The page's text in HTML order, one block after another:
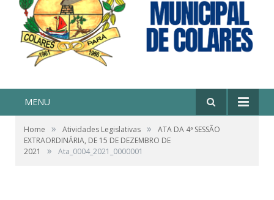
MENU
Home » Atividades Legislativas »
ATA DA 4ª SESSÃO
EXTRAORDINÁRIA, DE 15 DE DEZEMBRO DE
2021
» Ata_0004_2021_0000001